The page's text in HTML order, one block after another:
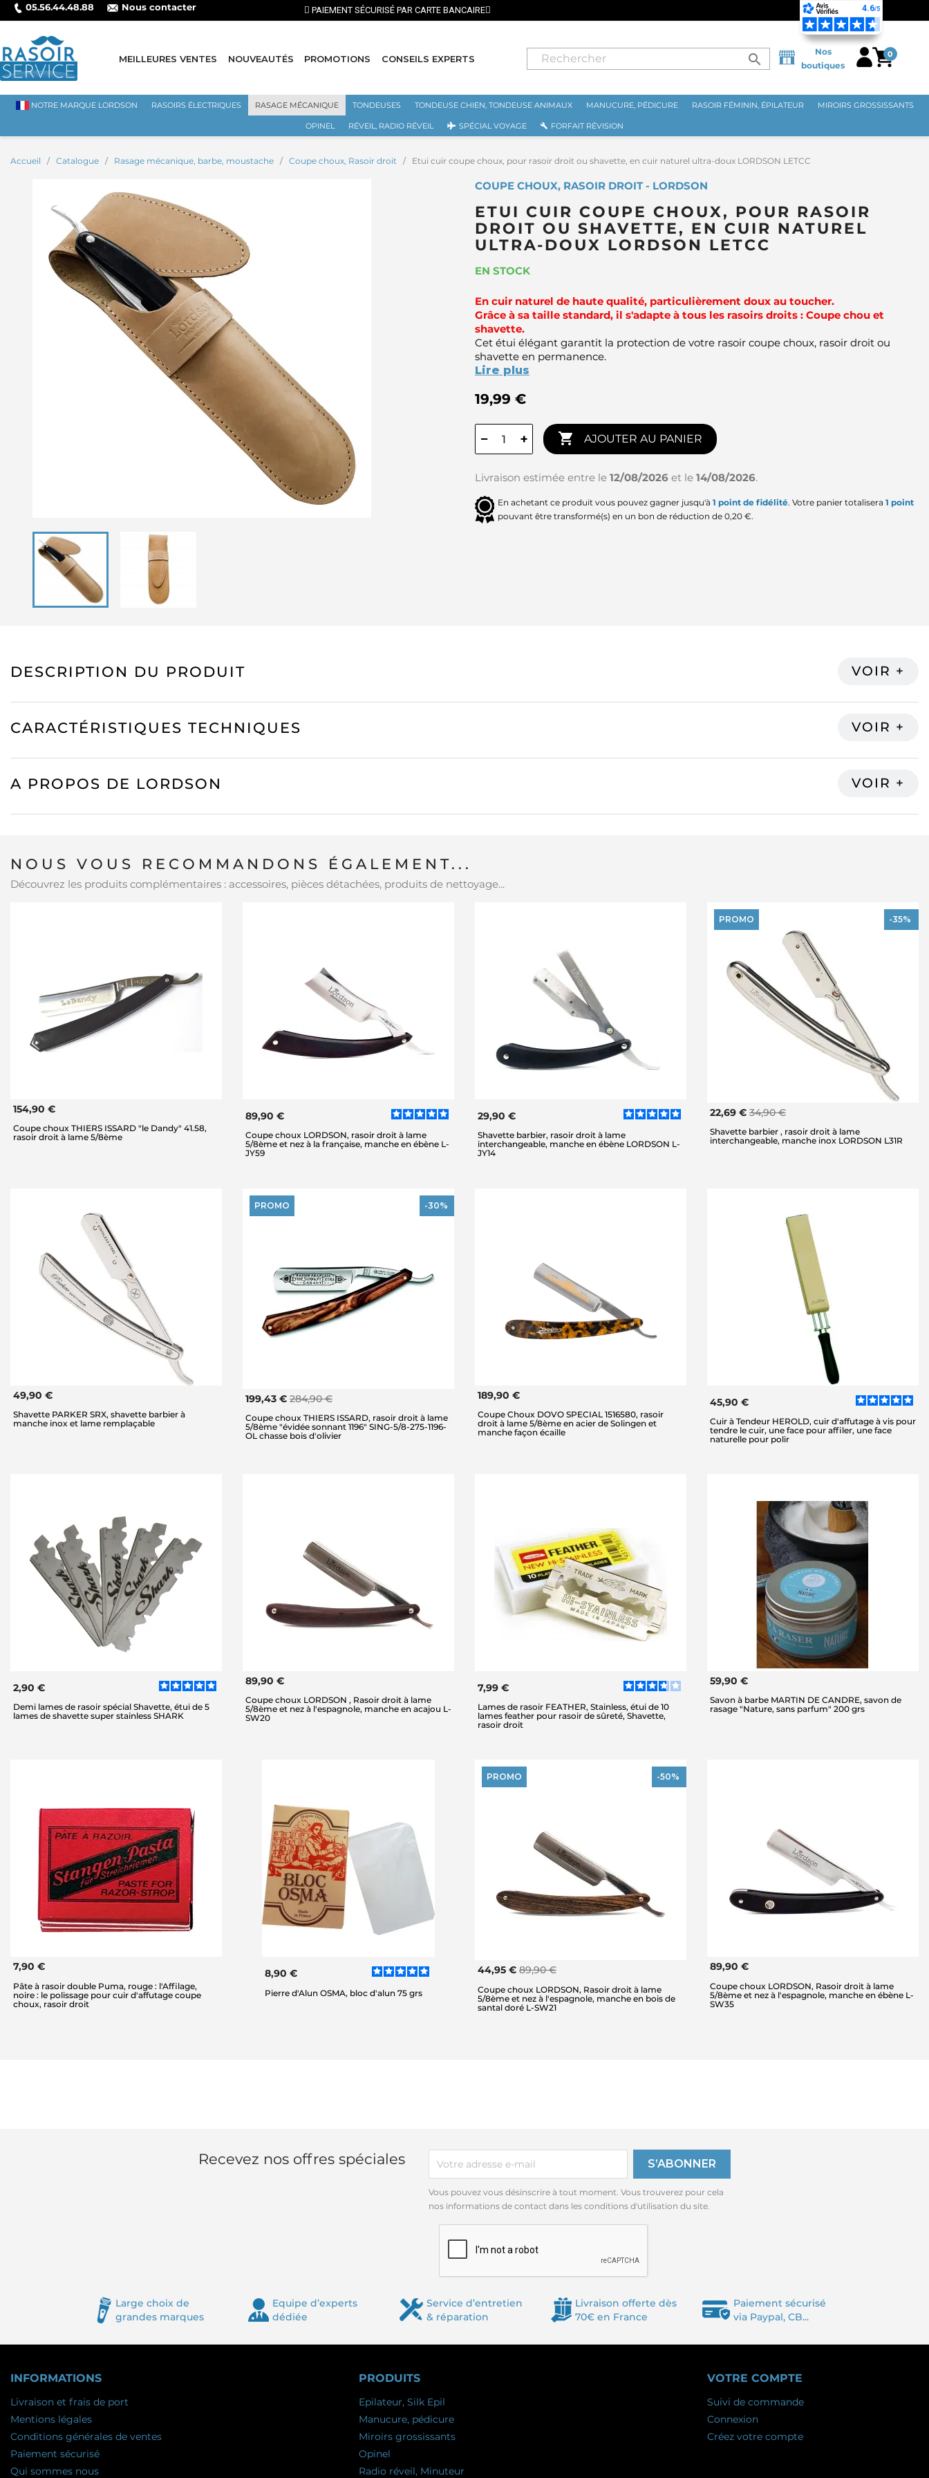
05.56.44.48.88 Nous contacter ⭐ LIVRAISON GRATUITE EN FRANCE MÉTROPOLITAINE DÈS 70€ ⭐
MEILLEURES VENTES NOUVEAUTÉS PROMOTIONS CONSEILS EXPERTS search
Nos
boutiques
0
NOTRE MARQUE LORDSON RASOIRS ÉLECTRIQUES RASAGE MÉCANIQUE TONDEUSES TONDEUSE CHIEN, TONDEUSE ANIMAUX MANUCURE, PÉDICURE RASOIR FÉMININ, ÉPILATEUR MIROIRS GROSSISSANTS
OPINEL RÉVEIL, RADIO RÉVEIL SPÉCIAL VOYAGE FORFAIT RÉVISION
Accueil Catalogue Rasage mécanique, barbe, moustache Coupe choux, Rasoir droit Etui cuir coupe choux, pour rasoir droit ou shavette, en cuir naturel ultra-doux LORDSON LETCC
COUPE CHOUX, RASOIR DROIT - LORDSON
ETUI CUIR COUPE CHOUX, POUR RASOIR
DROIT OU SHAVETTE, EN CUIR NATUREL
ULTRA-DOUX LORDSON LETCC
EN STOCK
En cuir naturel de haute qualité, particulièrement doux au toucher.
Grâce à sa taille standard, il s'adapte à tous les rasoirs droits : Coupe chou et
shavette.
Cet étui élégant garantit la protection de votre rasoir coupe choux, rasoir droit ou
shavette en permanence.
Lire plus
19,99 €
− +  AJOUTER AU PANIER
Livraison estimée entre le 12/08/2026 et le 14/08/2026.
En achetant ce produit vous pouvez gagner jusqu'à 1 point de fidélité. Votre panier totalisera 1 point
pouvant être transformé(s) en un bon de réduction de 0,20 €.
DESCRIPTION DU PRODUIT
CARACTÉRISTIQUES TECHNIQUES
A PROPOS DE LORDSON
NOUS VOUS RECOMMANDONS ÉGALEMENT...
Découvrez les produits complémentaires : accessoires, pièces détachées, produits de nettoyage...
154,90 €
Coupe choux THIERS ISSARD "le Dandy" 41.58,
rasoir droit à lame 5/8ème
89,90 €
Coupe choux LORDSON, rasoir droit à lame
5/8ème et nez à la française, manche en ébène L-
JY59
29,90 €
Shavette barbier, rasoir droit à lame
interchangeable, manche en ébène LORDSON L-
JY14
PROMO -35%
22,69 € 34,90 €
Shavette barbier , rasoir droit à lame
interchangeable, manche inox LORDSON L31R
49,90 €
Shavette PARKER SRX, shavette barbier à
manche inox et lame remplaçable
PROMO -30%
199,43 € 284,90 €
Coupe choux THIERS ISSARD, rasoir droit à lame
5/8ème "évidée sonnant 1196" SING-5/8-275-1196-
OL chasse bois d'olivier
189,90 €
Coupe Choux DOVO SPECIAL 1516580, rasoir
droit à lame 5/8ème en acier de Solingen et
manche façon écaille
45,90 €
Cuir à Tendeur HEROLD, cuir d'affutage à vis pour
tendre le cuir, une face pour affiler, une face
naturelle pour polir
2,90 €
Demi lames de rasoir spécial Shavette, étui de 5
lames de shavette super stainless SHARK
89,90 €
Coupe choux LORDSON , Rasoir droit à lame
5/8ème et nez à l'espagnole, manche en acajou L-
SW20
7,99 €
Lames de rasoir FEATHER, Stainless, étui de 10
lames feather pour rasoir de sûreté, Shavette,
rasoir droit
59,90 €
Savon à barbe MARTIN DE CANDRE, savon de
rasage "Nature, sans parfum" 200 grs
7,90 €
Pâte à rasoir double Puma, rouge : l'Affilage,
noire : le polissage pour cuir d'affutage coupe
choux, rasoir droit
8,90 €
Pierre d'Alun OSMA, bloc d'alun 75 grs
PROMO -50%
44,95 € 89,90 €
Coupe choux LORDSON, Rasoir droit à lame
5/8ème et nez à l'espagnole, manche en bois de
santal doré L-SW21
89,90 €
Coupe choux LORDSON, Rasoir droit à lame
5/8ème et nez à l'espagnole, manche en ébène L-
SW35
Recevez nos offres spéciales
Vous pouvez vous désinscrire à tout moment. Vous trouverez pour cela
nos informations de contact dans les conditions d'utilisation du site.
Large choix de
grandes marques
Equipe d’experts
dédiée
Service d’entretien
& réparation
Livraison offerte dès
70€ en France
Paiement sécurisé
via Paypal, CB...
INFORMATIONS
Livraison et frais de port
Mentions légales
Conditions générales de ventes
Paiement sécurisé
Qui sommes nous
PRODUITS
Epilateur, Silk Epil
Manucure, pédicure
Miroirs grossissants
Opinel
Radio réveil, Minuteur
VOTRE COMPTE
Suivi de commande
Connexion
Créez votre compte